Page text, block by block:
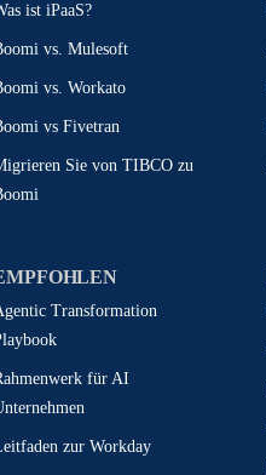
ist iPaaS?
vs. Mulesoft
vs. Workato
vs Fivetran
Sie von TIBCO zu
Transformation
für AI
zur Workday